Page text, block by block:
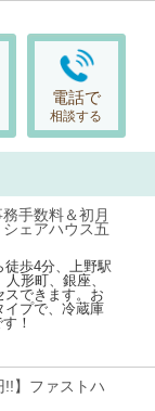
電話で
相談する
手数料＆初月
ェアハウス五
歩4分、上野駅
形町、銀座、
スできます。お
イプで、冷蔵庫
！
!!】ファストハ